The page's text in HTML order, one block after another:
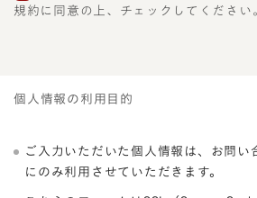
規約に同意の上、チェックしてください
個人情報の利用目的
ご入力いただいた個人情報は、お問い
にのみ利用させていただきます。